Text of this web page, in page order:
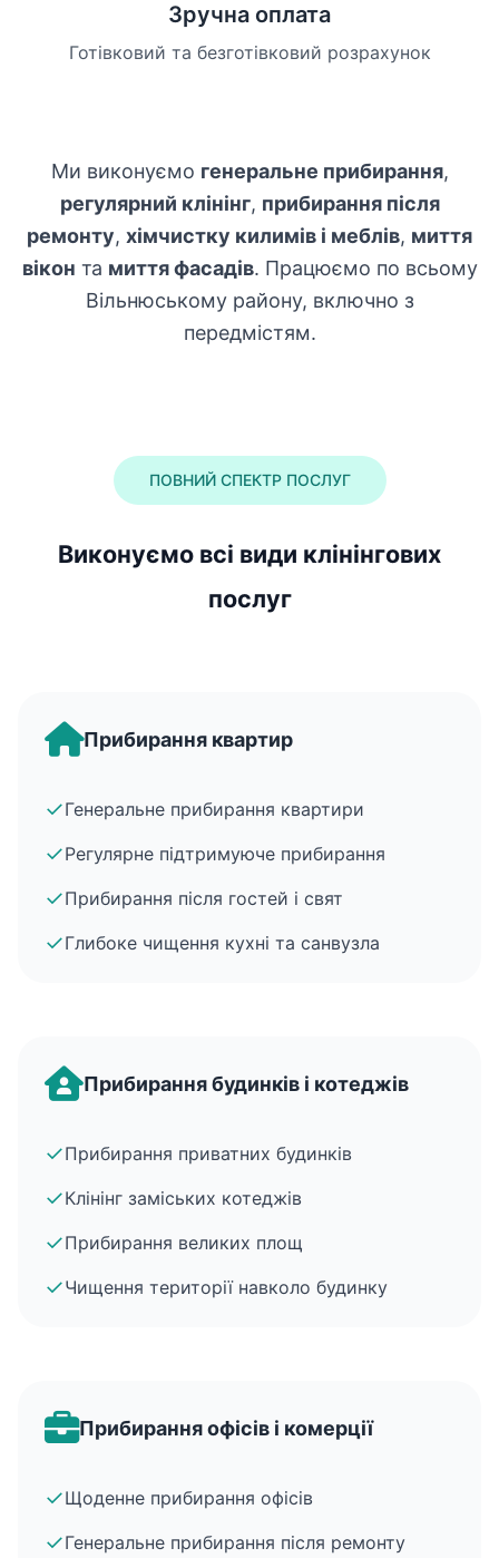
Зручна оплата
Готівковий та безготівковий розрахунок
Ми виконуємо генеральне прибирання,
регулярний клінінг, прибирання після
ремонту, хімчистку килимів і меблів, миття
вікон та миття фасадів. Працюємо по всьому
Вільнюському району, включно з
передмістям.
ПОВНИЙ СПЕКТР ПОСЛУГ
Виконуємо всі види клінінгових
послуг
Прибирання квартир
✓Генеральне прибирання квартири
✓Регулярне підтримуюче прибирання
✓Прибирання після гостей і свят
✓Глибоке чищення кухні та санвузла
Прибирання будинків і котеджів
✓Прибирання приватних будинків
✓Клінінг заміських котеджів
✓Прибирання великих площ
✓Чищення території навколо будинку
Прибирання офісів і комерції
✓Щоденне прибирання офісів
✓Генеральне прибирання після ремонту